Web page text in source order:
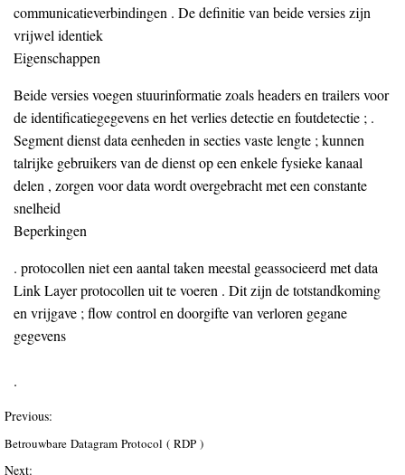
communicatieverbindingen . De definitie van beide versies zijn
vrijwel identiek
Eigenschappen
Beide versies voegen stuurinformatie zoals headers en trailers voor
de identificatiegegevens en het verlies detectie en foutdetectie ; .
Segment dienst data eenheden in secties vaste lengte ; kunnen
talrijke gebruikers van de dienst op een enkele fysieke kanaal
delen , zorgen voor data wordt overgebracht met een constante
snelheid
Beperkingen
. protocollen niet een aantal taken meestal geassocieerd met data
Link Layer protocollen uit te voeren . Dit zijn de totstandkoming
en vrijgave ; flow control en doorgifte van verloren gegane
gegevens
.
Previous:
Betrouwbare Datagram Protocol ( RDP )
Next: